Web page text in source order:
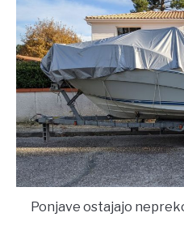
Ponjave ostajajo